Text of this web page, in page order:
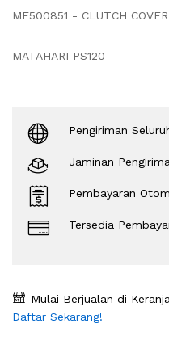
ME500851 - CLUTCH
MATAHARI PS120
Pengiriman
Jaminan
Pembayaran
Tersedia
Mulai Berjualan di
Daftar Sekarang!